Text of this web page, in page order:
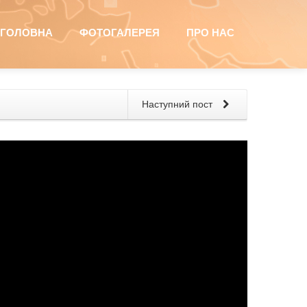
ГОЛОВНА ФОТОГАЛЕРЕЯ ПРО НАС
Наступний пост